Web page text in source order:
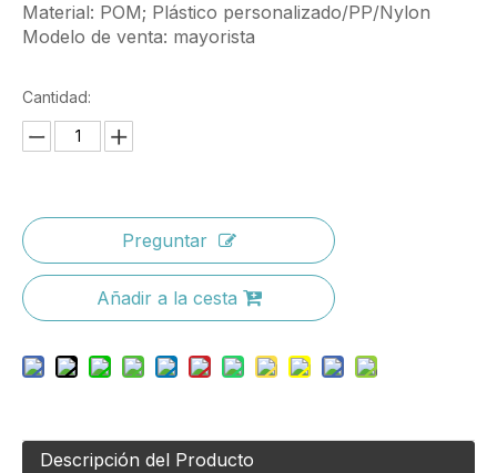
Material: POM; Plástico personalizado/PP/Nylon
Modelo de venta: mayorista
Cantidad:
Preguntar
Añadir a la cesta
Descripción del Producto